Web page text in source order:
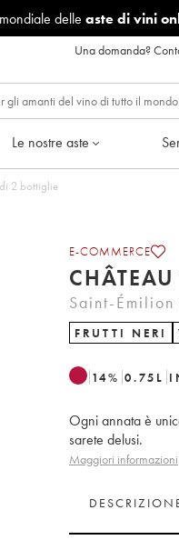
delle aste di vini
Una domanda?
Le nostre aste
- Lotto di 2 bottiglie
E-COMMERCE
Saint-
FRUTTI NERI
14% 0.75 L
Ogni annata è
sarete delusi.
Maggiori informazioni